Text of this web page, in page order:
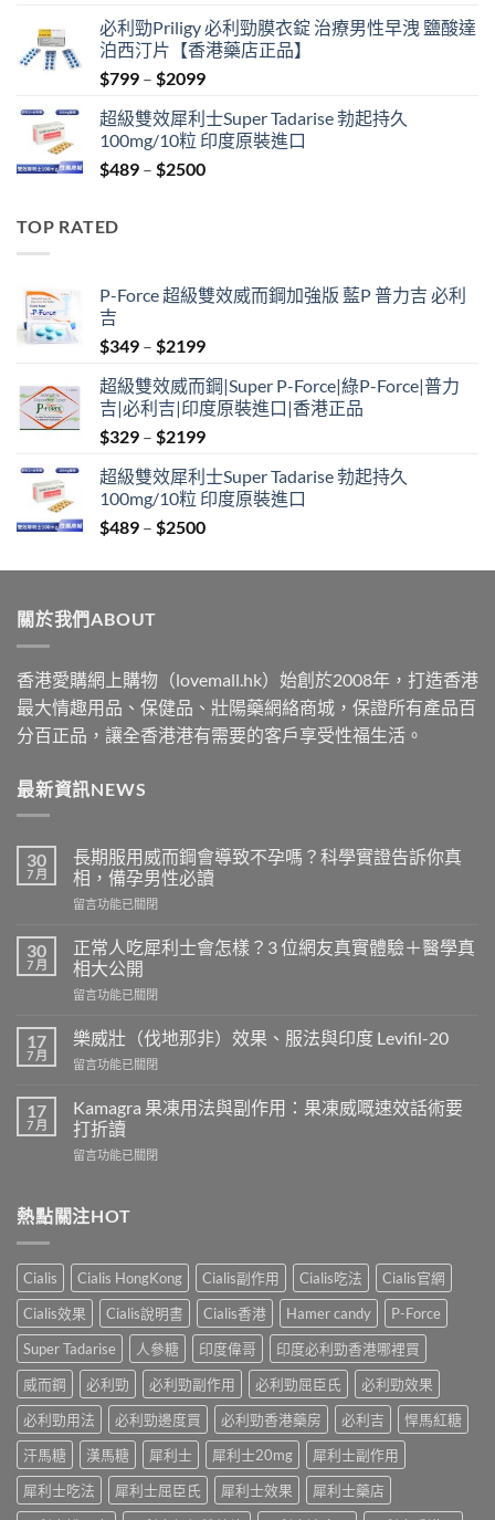
was:
$399.
is:
$369.
必利勁Priligy 必利勁膜衣錠 治療男性早洩 鹽酸達
泊西汀片【香港藥店正品】
$799 – $2099Price
$799
through
$2099
超級雙效犀利士Super Tadarise 勃起持久
100mg/10粒 印度原裝進口
$489 – $2500Price
TOP RATED
P-Force 超級雙效威而鋼加強版 藍P 普力吉 必利
吉
$349 – $2199Price
$349
through
$2199
超級雙效威而鋼|Super P-Force|綠P-Force|普力
吉|必利吉|印度原裝進口|香港正品
$329 – $2199Price
$329
through
$2199
超級雙效犀利士Super Tadarise 勃起持久
100mg/10粒 印度原裝進口
$489 – $2500Price
$489
關於我們ABOUT
香港愛購網上購物（lovemall.hk）始創於2008年，打造香港
最大情趣用品、保健品、壯陽藥網絡商城，保證所有產品百
分百正品，讓全香港港有需要的客戶享受性福生活。
最新資訊NEWS
30
7 月
長期服用威而鋼會導致不孕嗎？科學實證告訴你真
相，備孕男性必讀
在
期
服
用
威
鋼
導
不
孕
嗎？
實
證
你
真
相，
備
孕
男
必
讀〉
留言功能已關閉
30
7 月
正常人吃犀利士會怎樣？3 位網友真實體驗＋醫學真
相大公開
在
常
人
吃
利
士
怎
位
真
實
體
驗
＋
醫
真
相
大
開〉
中
留言功能已關閉
17
7 月
樂威壯（伐地那非）效果、服法與印度 Levifil-20
在
威
壯
（伐
地
效
法
與
印
度
Levifil-
20〉
留言功能已關閉
17
7 月
Kamagra 果凍用法與副作用：果凍威嘅速效話術要
打折讀
在
凍
用
與
副
作
用：
果
凍
嘅
速
效
術
要
打
留言功能已關閉
熱點關注HOT
Cialis Cialis HongKong Cialis副作用 Cialis吃法
Cialis官網
Cialis效果
Cialis說明書 Cialis香港 Hamer candy
P-Force
Super Tadarise
人參糖 印度偉哥
印度必利勁香港哪裡買
威而鋼
必利勁 必利勁副作用 必利勁屈臣氏
必利勁效果
必利勁用法
必利勁邊度買 必利勁香港藥房 必利吉
悍馬紅糖
汗馬糖
漢馬糖 犀利士 犀利士20mg
犀利士副作用
犀利士吃法
犀利士屈臣氏 犀利士效果
犀利士藥店